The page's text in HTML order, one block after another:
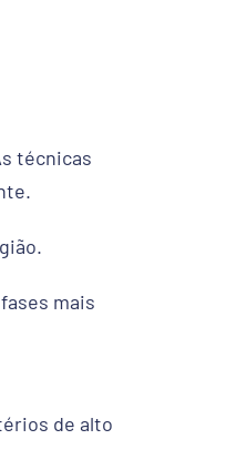
técnicas
mais
de alto